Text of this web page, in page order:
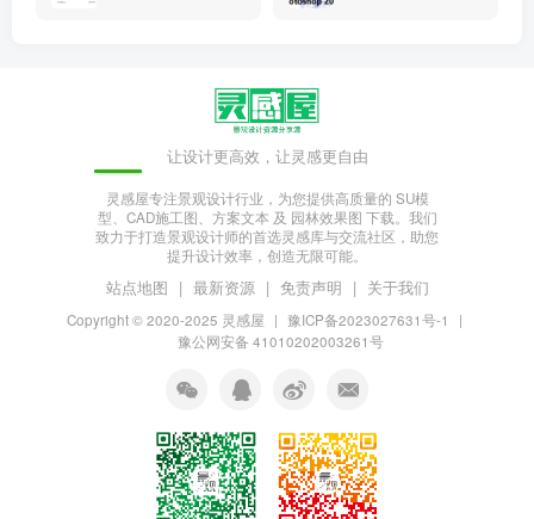
让设计更高效，让灵感更自由
灵感屋专注景观设计行业，为您提供高质量的 SU模
型、CAD施工图、方案文本 及 园林效果图 下载。我们
致力于打造景观设计师的首选灵感库与交流社区，助您
提升设计效率，创造无限可能。
站点地图 | 最新资源 | 免责声明 | 关于我们
Copyright © 2020-2025 灵感屋 | 豫ICP备2023027631号-1
|
豫公网安备 41010202003261号